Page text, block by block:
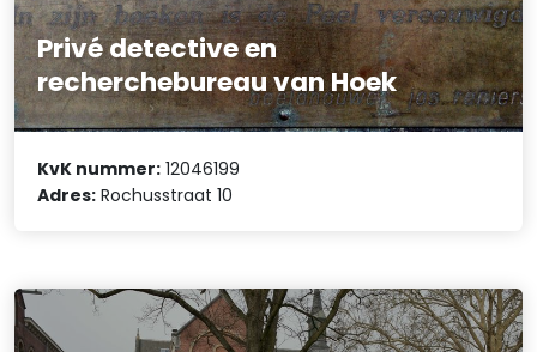
Privé detective en
recherchebureau van Hoek
KvK nummer: 12046199
Adres: Rochusstraat 10